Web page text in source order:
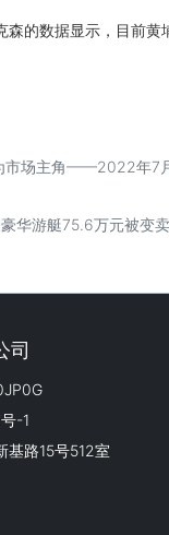
森的数据显示，目前
市场主角——2022年7
华游艇75.6万元被变
司
-1
基路15号512室